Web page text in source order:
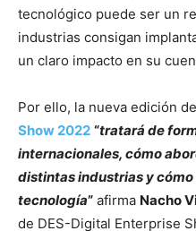
tecnológico puede ser un
industrias consigan
un claro impacto en su
Por ello, la nueva edición de
Show 2022 “tratará de
internacionales, cómo
distintas industrias y
tecnología” afirma Nacho
de DES-Digital Enterprise